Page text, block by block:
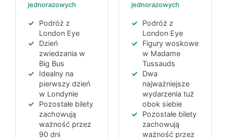
jednorazowych
Podróż z
London Eye
Dzień
zwiedzania w
Big Bus
Idealny na
pierwszy dzień
w Londynie
Pozostałe bilety
zachowują
ważność przez
90 dni
jednorazowych
Podróż z
London Eye
Figury woskowe
w Madame
Tussauds
Dwa
najważniejsze
wydarzenia tuż
obok siebie
Pozostałe bilety
zachowują
ważność przez